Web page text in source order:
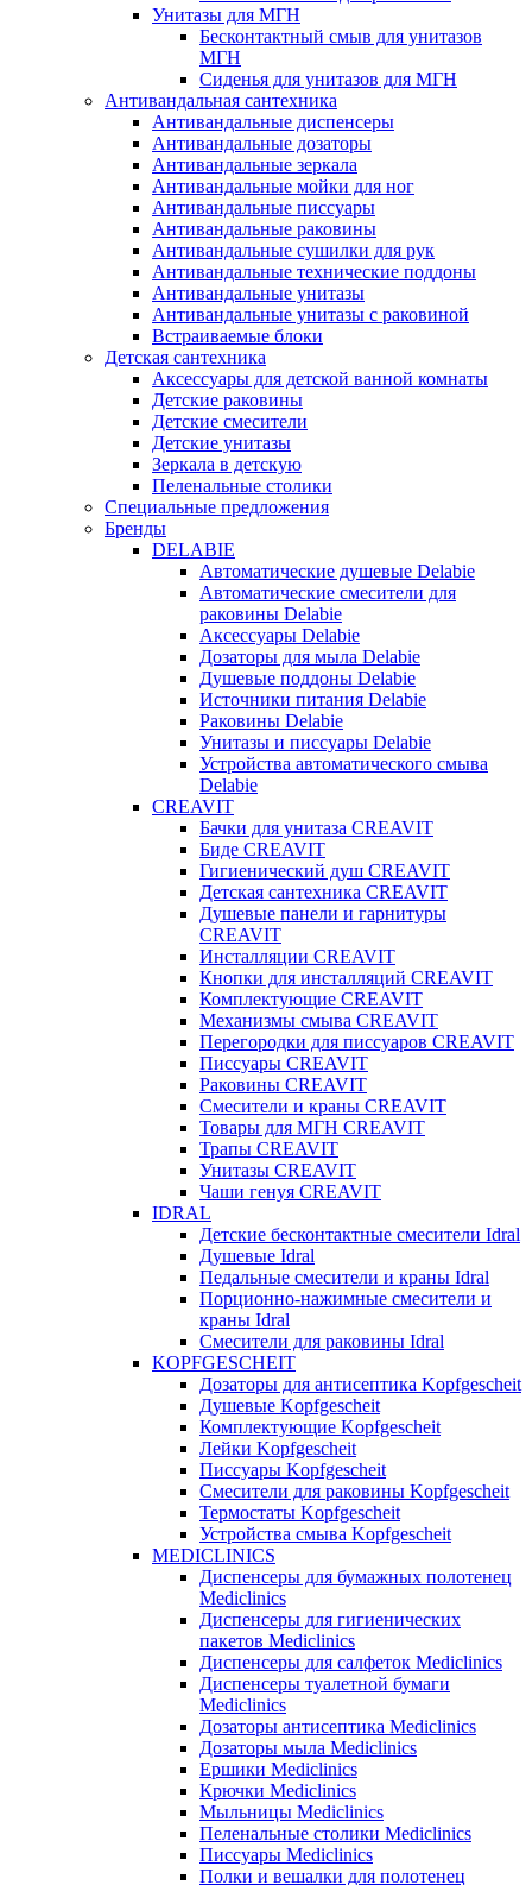
Унитазы для МГН
Бесконтактный смыв для унитазов
МГН
Сиденья для унитазов для МГН
Антивандальная сантехника
Антивандальные диспенсеры
Антивандальные дозаторы
Антивандальные зеркала
Антивандальные мойки для ног
Антивандальные писсуары
Антивандальные раковины
Антивандальные сушилки для рук
Антивандальные технические поддоны
Антивандальные унитазы
Антивандальные унитазы с раковиной
Встраиваемые блоки
Детская сантехника
Аксессуары для детской ванной комнаты
Детские раковины
Детские смесители
Детские унитазы
Зеркала в детскую
Пеленальные столики
Специальные предложения
Бренды
DELABIE
Автоматические душевые Delabie
Автоматические смесители для
раковины Delabie
Аксессуары Delabie
Дозаторы для мыла Delabie
Душевые поддоны Delabie
Источники питания Delabie
Раковины Delabie
Унитазы и писсуары Delabie
Устройства автоматического смыва
Delabie
CREAVIT
Бачки для унитаза CREAVIT
Биде CREAVIT
Гигиенический душ CREAVIT
Детская сантехника CREAVIT
Душевые панели и гарнитуры
CREAVIT
Инсталляции CREAVIT
Кнопки для инсталляций CREAVIT
Комплектующие CREAVIT
Механизмы смыва CREAVIT
Перегородки для писсуаров CREAVIT
Писсуары CREAVIT
Раковины CREAVIT
Смесители и краны CREAVIT
Товары для МГН CREAVIT
Трапы CREAVIT
Унитазы CREAVIT
Чаши генуя CREAVIT
IDRAL
Детские бесконтактные смесители Idral
Душевые Idral
Педальные смесители и краны Idral
Порционно-нажимные смесители и
краны Idral
Смеcители для раковины Idral
KOPFGESCHEIT
Дозаторы для антисептика Kopfgescheit
Душевые Kopfgescheit
Комплектующие Kopfgescheit
Лейки Kopfgescheit
Писсуары Kopfgescheit
Смесители для раковины Kopfgescheit
Термостаты Kopfgescheit
Устройства смыва Kopfgescheit
MEDICLINICS
Диспенсеры для бумажных полотенец
Mediclinics
Диспенсеры для гигиенических
пакетов Mediclinics
Диспенсеры для салфеток Mediclinics
Диспенсеры туалетной бумаги
Mediclinics
Дозаторы антисептика Mediclinics
Дозаторы мыла Mediclinics
Ершики Mediclinics
Крючки Mediclinics
Мыльницы Mediclinics
Пеленальные столики Mediclinics
Писсуары Mediclinics
Полки и вешалки для полотенец